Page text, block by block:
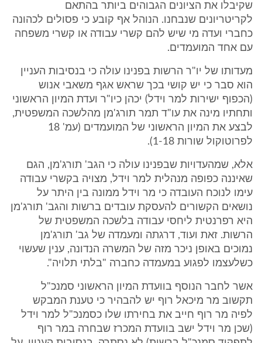
שקיבלו את הציונים הגבוהים ביותר בהתאם
לקריטריונים שנבחנו. הנוהל אף קובע כי פסולים לכהונה
כחברי ועדה מי שיש להם קשרי עבודה או קשרי משפחה
עם אחד המועמדים.
מעדותו של יו"ר הרשות בפנינו עולה כי בנסיבות העניין
הוא סבר כי יש קושי בכך שראש אגף משאבי אנוש
(הכפוף ישירות למר וידל) יכהן כיו"ר ועדת המיון הראשוני
ותחתיו מינה את עו"ד תמר תורג'מן מהלשכה המשפטית,
לבצע את המיון הראשוני של המועמדים (עמ' 18
לפרוטוקול שורות 1-18).
אלא, שמהעדויות שבפנינו עולה כי הגב' תורג'מן, הגם
שאיננה כפופה מנהלית למר וידל, מצויה בקשרי עבודה
עימו לנוכח העובדה כי מר וידל ממונה בין היתר על
נושאים הקשורים להעסקת עובדים ברשות והגב' תורג'מן
היא רפרנטית ליחסי עבודה בלשכה המשפטית של
הרשות. זאת ועוד, דרגתה ומעמדה של גב' תורג'מן
נמוכים באופן ניכר מזה של המשרה הנדונה, ענין שעשוי
כשלעצמו לפגוע במעמדה כחברה "בלתי תלויה".
אשר לחבר הנוסף בוועדת המיון הראשוני סמנכ"ל
תקשוב מר מיכאל רוף יש להבהיר כי טענת המבקש
לפיה מר רוף חייב את בחירתו שלו כסמנכ"ל למר וידל
(שכן מר וידל ישב בוועדת המכרז שבחרה במר רוף